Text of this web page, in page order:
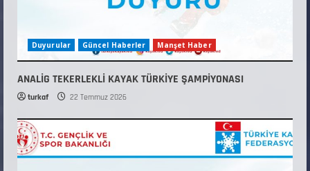
Duyurular Güncel Haberler Manşet Haber
ANALİG TEKERLEKLİ KAYAK TÜRKİYE ŞAMPİYONASI
turkaf 22 Temmuz 2026